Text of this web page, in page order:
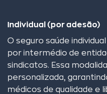
Individual (por adesão)
O seguro saúde
por intermédio de
sindicatos. Essa
personalizada,
médicos de qualidade e